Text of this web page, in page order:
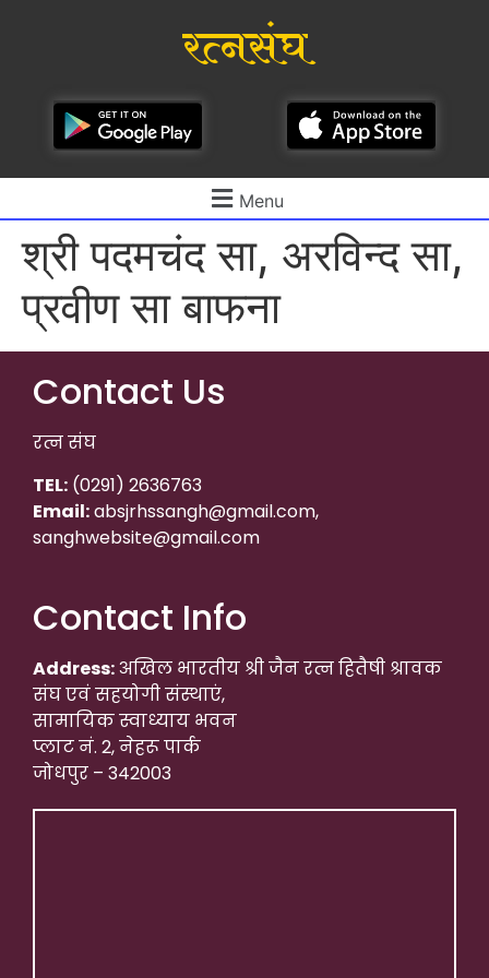
रत्नसंघ
Menu
श्री पदमचंद सा, अरविन्द सा,
प्रवीण सा बाफना
Contact Us
रत्न संघ
TEL: (0291) 2636763
Email:absjrhssangh@gmail.com,
sanghwebsite@gmail.com
Contact Info
Address:अखिल भारतीय श्री जैन रत्न हितैषी श्रावक
संघ एवं सहयोगी संस्थाएं,
सामायिक स्वाध्याय भवन
प्लाट नं. 2, नेहरू पार्क
जोधपुर – 342003